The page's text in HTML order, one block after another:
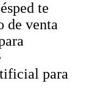
te
de venta
para